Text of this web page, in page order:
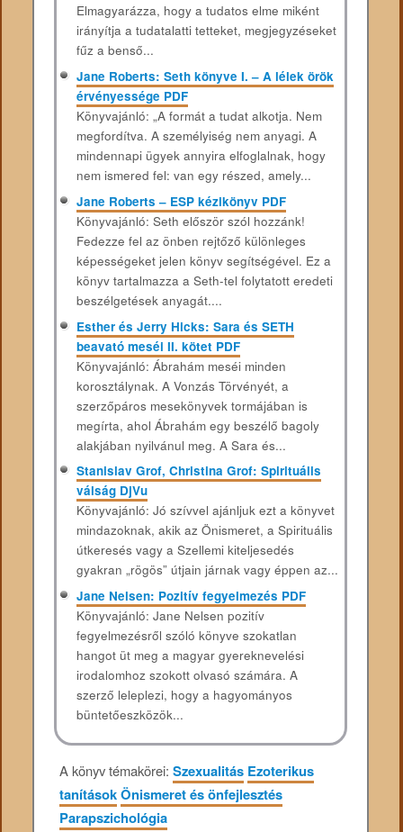
Elmagyarázza, hogy a tudatos elme miként
irányítja a tudatalatti tetteket, megjegyzéseket
fűz a benső...
Jane Roberts: Seth könyve I. – A lélek örök
érvényessége PDF
Könyvajánló: „A formát a tudat alkotja. Nem
megfordítva. A személyiség nem anyagi. A
mindennapi ügyek annyira elfoglalnak, hogy
nem ismered fel: van egy részed, amely...
Jane Roberts – ESP kézikönyv PDF
Könyvajánló: Seth először szól hozzánk!
Fedezze fel az önben rejtőző különleges
képességeket jelen könyv segítségével. Ez a
könyv tartalmazza a Seth-tel folytatott eredeti
beszélgetések anyagát....
Esther és Jerry Hicks: Sara és SETH
beavató meséi II. kötet PDF
Könyvajánló: Ábrahám meséi minden
korosztálynak. A Vonzás Törvényét, a
szerzőpáros mesekönyvek tormájában is
megírta, ahol Ábrahám egy beszélő bagoly
alakjában nyilvánul meg. A Sara és...
Stanislav Grof, Christina Grof: Spirituális
válság DjVu
Könyvajánló: Jó szívvel ajánljuk ezt a könyvet
mindazoknak, akik az Önismeret, a Spirituális
útkeresés vagy a Szellemi kiteljesedés
gyakran „rögös” útjain járnak vagy éppen az...
Jane Nelsen: Pozitív fegyelmezés PDF
Könyvajánló: Jane Nelsen pozitív
fegyelmezésről szóló könyve szokatlan
hangot üt meg a magyar gyereknevelési
irodalomhoz szokott olvasó számára. A
szerző leleplezi, hogy a hagyományos
büntetőeszközök...
A könyv témakörei:Szexualitás Ezoterikus
tanításokÖnismeret és önfejlesztés
Parapszichológia